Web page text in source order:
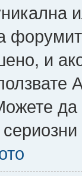
и
да